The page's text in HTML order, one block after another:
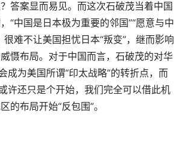
答案显而易见。而这次石破茂当着中国
“中国是日本极为重要的邻国”“愿意与中
很难不让美国担忧日本“叛变”，继而影响
慑布局。对于中国而言，石破茂的对华
成为美国所谓“印太战略”的转折点，而
许还只是个开始，我们完全可以借此机
的布局开始“反包围”。